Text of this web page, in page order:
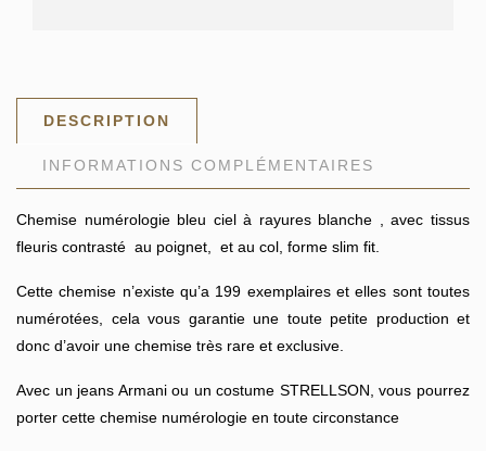
DESCRIPTION
INFORMATIONS COMPLÉMENTAIRES
Chemise numérologie bleu ciel à rayures blanche , avec tissus
fleuris contrasté au poignet, et au col, forme slim fit.
Cette chemise n’existe qu’a 199 exemplaires et elles sont toutes
numérotées, cela vous garantie une toute petite production et
donc d’avoir une chemise très rare et exclusive.
Avec un jeans Armani ou un costume STRELLSON, vous pourrez
porter cette chemise numérologie en toute circonstance